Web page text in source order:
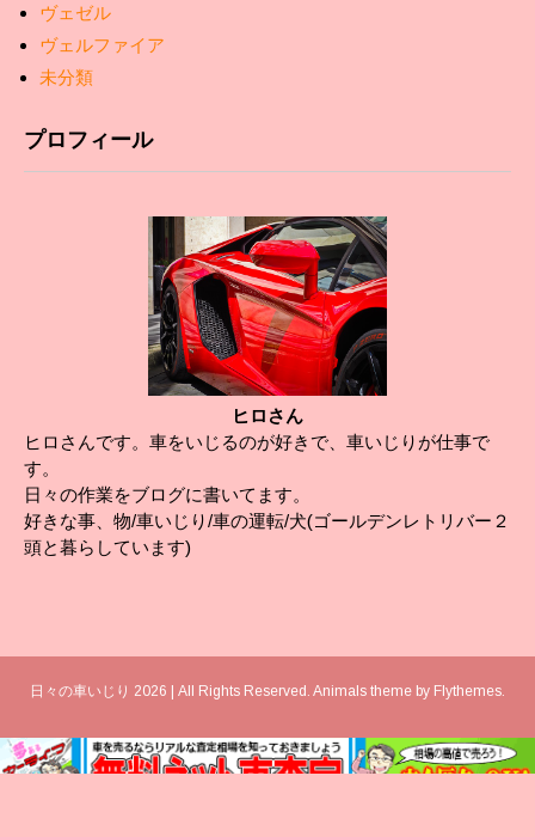
ヴェゼル
ヴェルファイア
未分類
プロフィール
ヒロさん
ヒロさんです。車をいじるのが好きで、車いじりが仕事で
す。
日々の作業をブログに書いてます。
好きな事、物/車いじり/車の運転/犬(ゴールデンレトリバー２
頭と暮らしています)
日々の車いじり 2026 | All Rights Reserved. Animals theme by Flythemes.